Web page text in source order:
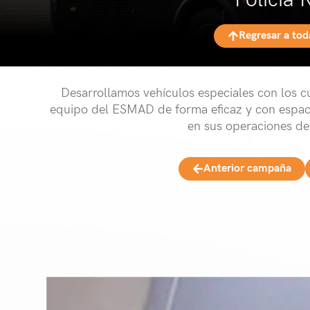
Regresar a
Desarrollamos vehículos especiales con los
equipo del ESMAD de forma eficaz y con
en sus operaciones
Anterior campaña